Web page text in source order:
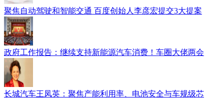
聚焦自动驾驶和智能交通 百度创始人李彦宏提交3大提案
政府工作报告：继续支持新能源汽车消费！车圈大佬两会
长城汽车王凤英：聚焦产能利用率、电池安全与车规级芯